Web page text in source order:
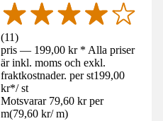
(11)
pris — 199,00 kr * Alla priser
är inkl. moms och exkl.
fraktkostnader. per st199,00
kr*/ st
Motsvarar 79,60 kr per
m(79,60 kr/ m)